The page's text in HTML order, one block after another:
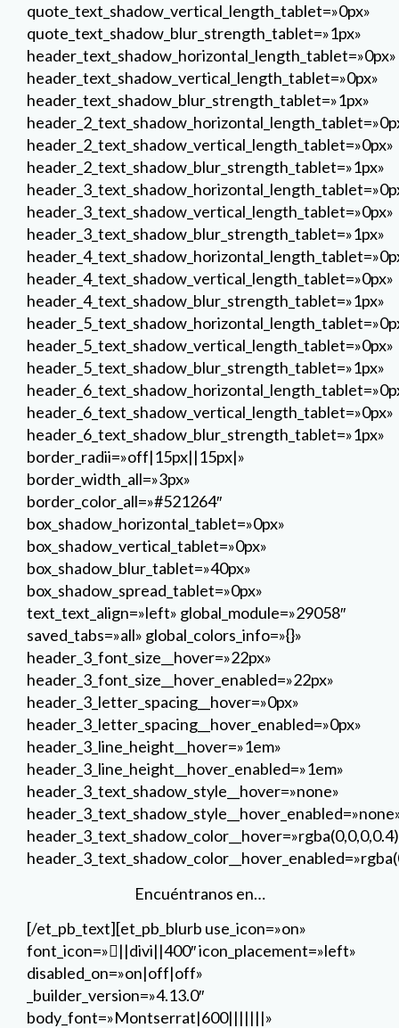
quote_text_shadow_vertical_length_tablet=»0px»
quote_text_shadow_blur_strength_tablet=»1px»
header_text_shadow_horizontal_length_tablet=»0px»
header_text_shadow_vertical_length_tablet=»0px»
header_text_shadow_blur_strength_tablet=»1px»
header_2_text_shadow_vertical_length_tablet=»0px»
header_2_text_shadow_blur_strength_tablet=»1px»
header_3_text_shadow_vertical_length_tablet=»0px»
header_3_text_shadow_blur_strength_tablet=»1px»
header_4_text_shadow_vertical_length_tablet=»0px»
header_4_text_shadow_blur_strength_tablet=»1px»
header_5_text_shadow_vertical_length_tablet=»0px»
header_5_text_shadow_blur_strength_tablet=»1px»
header_6_text_shadow_vertical_length_tablet=»0px»
header_6_text_shadow_blur_strength_tablet=»1px»
border_radii=»off|15px||15px|»
border_width_all=»3px»
border_color_all=»#521264″
box_shadow_horizontal_tablet=»0px»
box_shadow_vertical_tablet=»0px»
box_shadow_blur_tablet=»40px»
box_shadow_spread_tablet=»0px»
text_text_align=»left» global_module=»29058″
saved_tabs=»all» global_colors_info=»{}»
header_3_font_size__hover=»22px»
header_3_font_size__hover_enabled=»22px»
header_3_letter_spacing__hover=»0px»
header_3_letter_spacing__hover_enabled=»0px»
header_3_line_height__hover=»1em»
header_3_line_height__hover_enabled=»1em»
header_3_text_shadow_style__hover=»none»
Encuéntranos en…
[/et_pb_text][et_pb_blurb use_icon=»on»
font_icon=»||divi||400″ icon_placement=»left»
disabled_on=»on|off|off»
_builder_version=»4.13.0″
body_font=»Montserrat|600|||||||»